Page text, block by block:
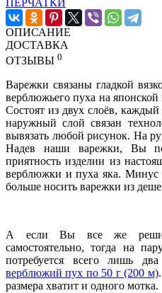
ОПИСАНИЕ
ДОСТАВКА
ОТЗЫВЫ 0
Варежки связаны гладкой
верблюжьего пуха на
Состоят из двух слоёв,
наружный слой связан
вывязать любой рисунок. На
Надев наши варежки, Вы
приятность изделии из
верблюжки и пуха яка.
больше носить варежки из
А если Вы все же
самостоятельно, тогда на
потребуется всего лишь
верблюжий пух по 50 г (200 м)
размера хватит и одного мотка.